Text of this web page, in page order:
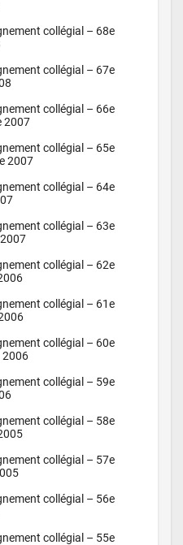
collégial – 68e
collégial – 67e
collégial – 66e
2007
collégial – 65e
2007
collégial – 64e
collégial – 63e
collégial – 62e
collégial – 61e
collégial – 60e
2006
collégial – 59e
collégial – 58e
collégial – 57e
collégial – 56e
collégial – 55e